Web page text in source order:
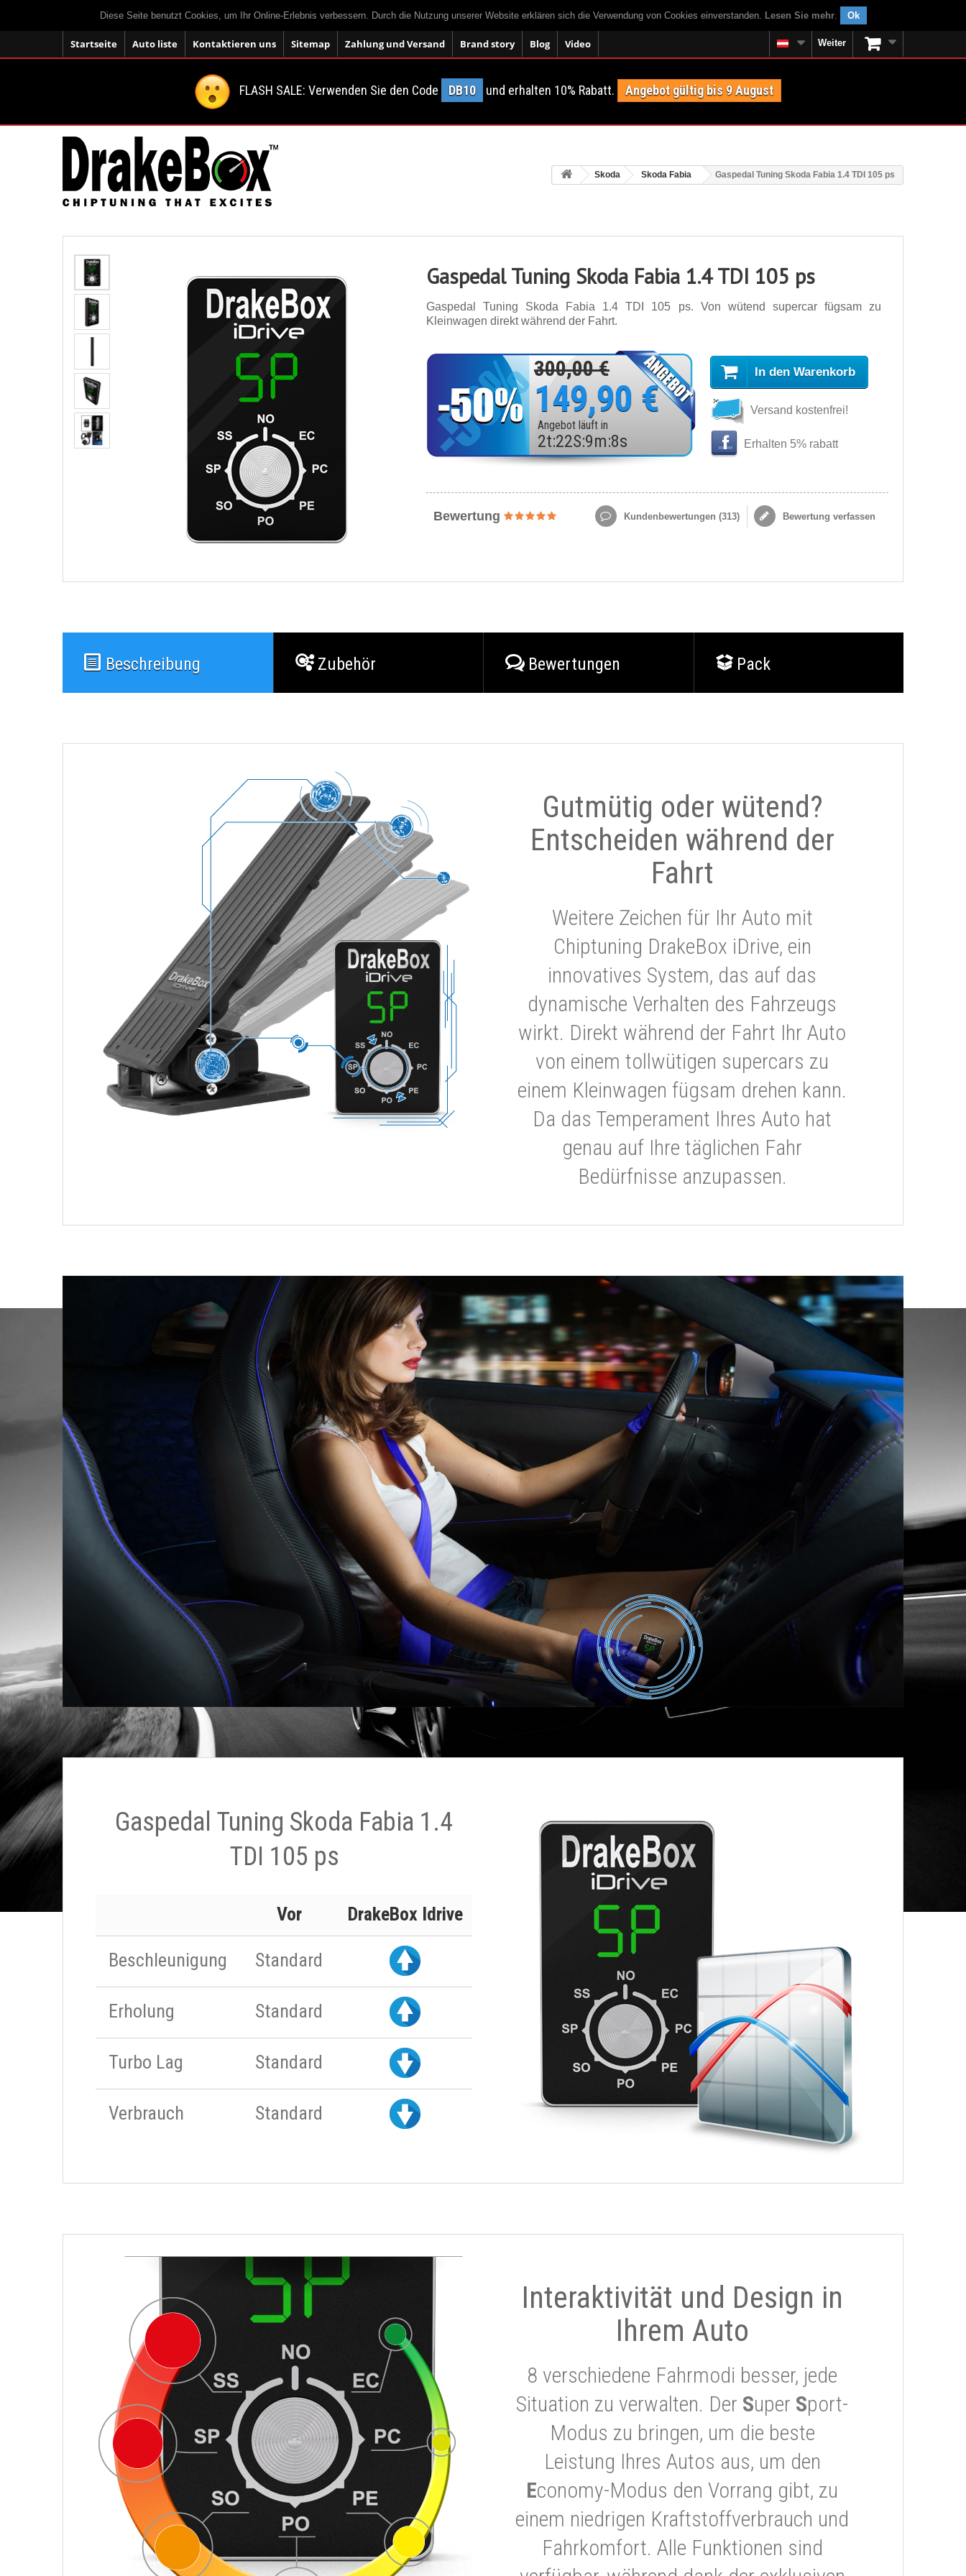
Diese Seite benutzt Cookies, um Ihr Online-Erlebnis verbessern. Durch die Nutzung unserer Website erklären sich die Verwendung von Cookies einverstanden. Lesen Sie mehr. Ok
Startseite Auto liste Kontaktieren uns Sitemap Zahlung und Versand Brand story Blog Video Weiter
FLASH SALE: Verwenden Sie den Code DB10 und erhalten 10% Rabatt. Angebot gültig bis 9 August
Skoda Skoda Fabia Gaspedal Tuning Skoda Fabia 1.4 TDI 105 ps
Gaspedal Tuning Skoda Fabia 1.4 TDI 105 ps
Gaspedal Tuning Skoda Fabia 1.4 TDI 105 ps. Von wütend supercar fügsam zu
Kleinwagen direkt während der Fahrt.
300,00 €
149,90 €
Angebot läuft in
2t:22S:9m:6s
In den Warenkorb
Versand kostenfrei!
Erhalten 5% rabatt
Bewertung Kundenbewertungen (313) Bewertung verfassen
Beschreibung Zubehör Bewertungen Pack
Gutmütig oder wütend?
Entscheiden während der
Fahrt
Weitere Zeichen für Ihr Auto mit
Chiptuning DrakeBox iDrive, ein
innovatives System, das auf das
dynamische Verhalten des Fahrzeugs
wirkt. Direkt während der Fahrt Ihr Auto
von einem tollwütigen supercars zu
einem Kleinwagen fügsam drehen kann.
Da das Temperament Ihres Auto hat
genau auf Ihre täglichen Fahr
Bedürfnisse anzupassen.
Gaspedal Tuning Skoda Fabia 1.4
TDI 105 ps
Vor DrakeBox Idrive
Beschleunigung Standard
Erholung Standard
Turbo Lag Standard
Verbrauch Standard
Interaktivität und Design in
Ihrem Auto
8 verschiedene Fahrmodi besser, jede
Situation zu verwalten. Der Super Sport-
Modus zu bringen, um die beste
Leistung Ihres Autos aus, um den
Economy-Modus den Vorrang gibt, zu
einem niedrigen Kraftstoffverbrauch und
Fahrkomfort. Alle Funktionen sind